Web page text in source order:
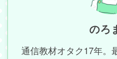
のろ
通信教材オタク17年。